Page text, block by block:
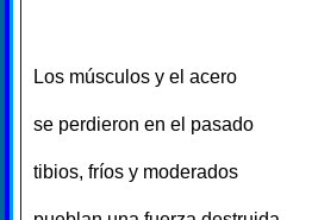
Los músculos y el acero
se perdieron en el pasado
tibios, fríos y moderados